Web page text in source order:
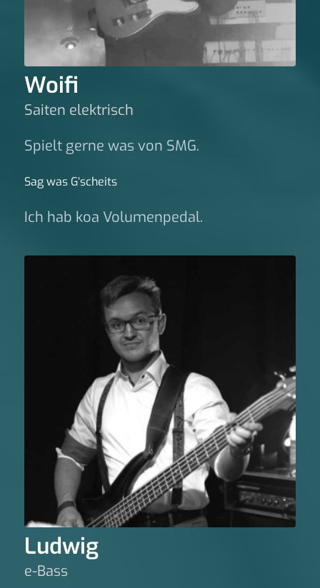
Woifi
Saiten elektrisch
Spielt gerne was von SMG.
Sag was G‘scheits
Ich hab koa Volumenpedal.
Ludwig
e-Bass